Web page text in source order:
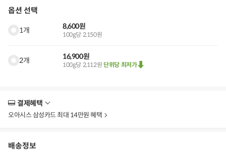
옵션 선택
1개 8,600원
100g당 2,150원
2개 16,900원
100g당 2,112원 단위당 최저가
결제혜택
보
오아시스 삼성카드 최대 14만원 혜택
배송정보